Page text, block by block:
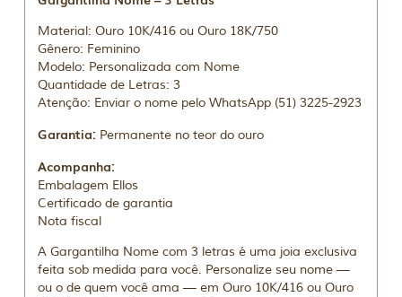
Material: Ouro 10K/416 ou Ouro 18K/750
Gênero: Feminino
Modelo: Personalizada com Nome
Quantidade de Letras: 3
Atenção: Enviar o nome pelo WhatsApp (51) 3225-2923
Garantia: Permanente no teor do ouro
Acompanha:
Embalagem Ellos
Certificado de garantia
Nota fiscal
A Gargantilha Nome com 3 letras é uma joia exclusiva
feita sob medida para você. Personalize seu nome —
ou o de quem você ama — em Ouro 10K/416 ou Ouro